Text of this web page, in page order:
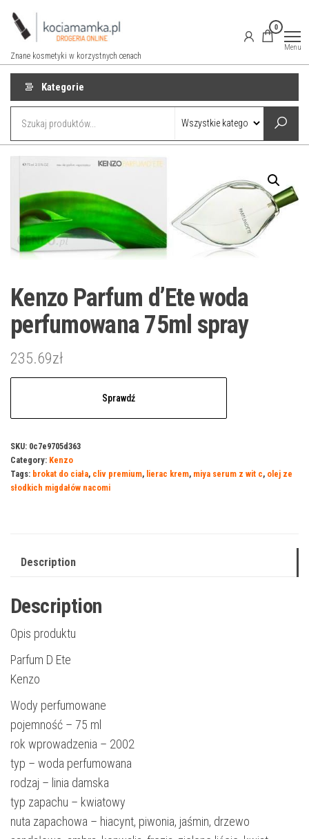
Przejdź
Znane kosmetyki w korzystnych cenach
0
Menu
Kategorie
Kenzo Parfum d’Ete woda
perfumowana 75ml spray
235.69zł
Sprawdź
SKU: 0c7e9705d363
Category: Kenzo
Tags: brokat do ciała, cliv premium, lierac krem, miya serum z wit c, olej ze
słodkich migdałów nacomi
Description
Description
Opis produktu
Parfum D Ete
Kenzo
Wody perfumowane
pojemność – 75 ml
rok wprowadzenia – 2002
typ – woda perfumowana
rodzaj – linia damska
typ zapachu – kwiatowy
nuta zapachowa – hiacynt, piwonia, jaśmin, drzewo